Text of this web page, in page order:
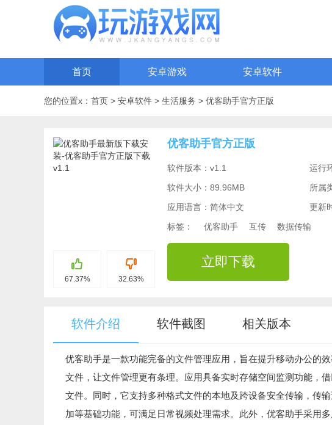
首页 安卓游戏 安卓软件
您的位置x： 首页 > 安卓软件 > 生活服务 > 优客助手官方正版
67.37% 32.63%
优客助手官方正版
软件版本：v1.1
运行
软件大小：89.96MB
所属
应用语言：简体中文
更新
标签：
优客助手 互传 数据传输
立即下载
软件介绍 软件截图 相关版本
优客助手是一款功能完备的文件管理应用，旨在提升移动办公的
文件，让文件管理更有条理。应用具备实时存储空间监测功能，
文件。同时，它支持多种格式文件的本地及跨设备安全传输，传
加等基础功能，可满足日常视频处理需求。此外，优客助手采用